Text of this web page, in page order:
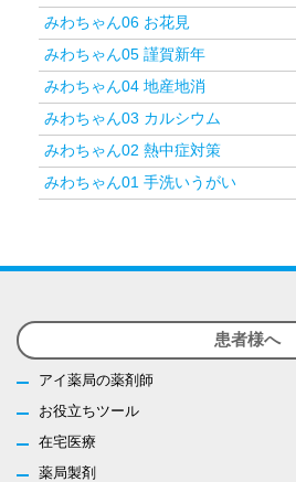
みわちゃん06 お花見
みわちゃん05 謹賀新年
みわちゃん04 地産地消
みわちゃん03 カルシウム
みわちゃん02 熱中症対策
みわちゃん01 手洗いうがい
患者様へ
アイ薬局の薬剤師
お役立ちツール
在宅医療
薬局製剤